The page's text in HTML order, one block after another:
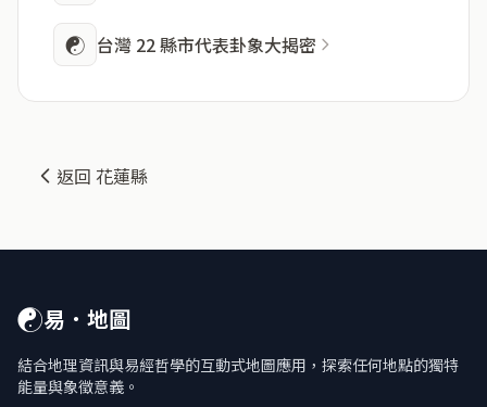
☯ 台灣 22 縣市代表卦象大揭密
返回 花蓮縣
☯易．地圖
結合地理資訊與易經哲學的互動式地圖應用，探索任何地點的獨特
能量與象徵意義。